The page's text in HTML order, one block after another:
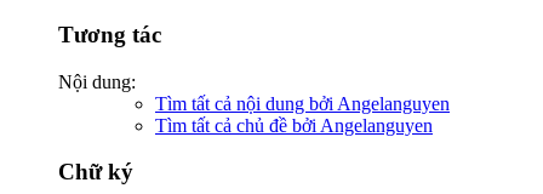
Tương tác
Nội dung:
Tìm tất cả nội dung bởi Angelanguyen
Tìm tất cả chủ đề bởi Angelanguyen
Chữ ký